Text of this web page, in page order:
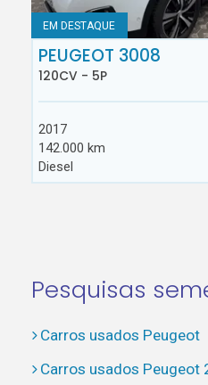
EM DESTAQUE
PEUGEOT 3008
120CV - 5P
2017
142.000 km
Diesel
Pesquisas
Carros usados Peugeot
Carros usados Peugeot